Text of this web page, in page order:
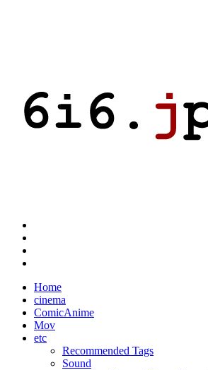
Home
cinema
ComicAnime
Mov
etc
Recommended Tags
Sound